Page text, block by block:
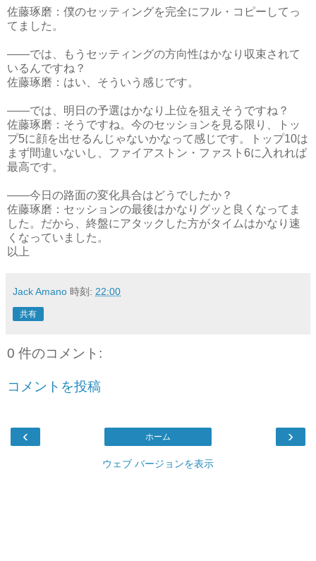
佐藤琢磨：僕のセッティングを完全にフル・コピーしてっ
てました。
――では、もうセッティングの方向性はかなり収束されて
いるんですね？
佐藤琢磨：はい、そういう感じです。
――では、明日の予選はかなり上位を狙えそうですね？
佐藤琢磨：そうですね。今のセッションを見る限り、トッ
プ5に顔を出せるんじゃないかなって感じです。トップ10は
まず間違いないし、ファイアストン・ファスト6に入れれば
最高です。
――今日の路面の変化具合はどうでしたか？
佐藤琢磨：セッションの最後はかなりグッと良くなってま
した。だから、終盤にアタックした方がタイムはかなり速
くなっていました。
以上
Jack Amano 時刻: 22:00
共有
0 件のコメント:
コメントを投稿
‹ ›
ホーム
ウェブ バージョンを表示